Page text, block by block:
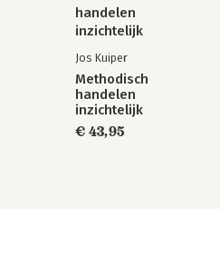
Jos Kuiper
Methodisch
handelen
inzichtelijk
€ 43,95